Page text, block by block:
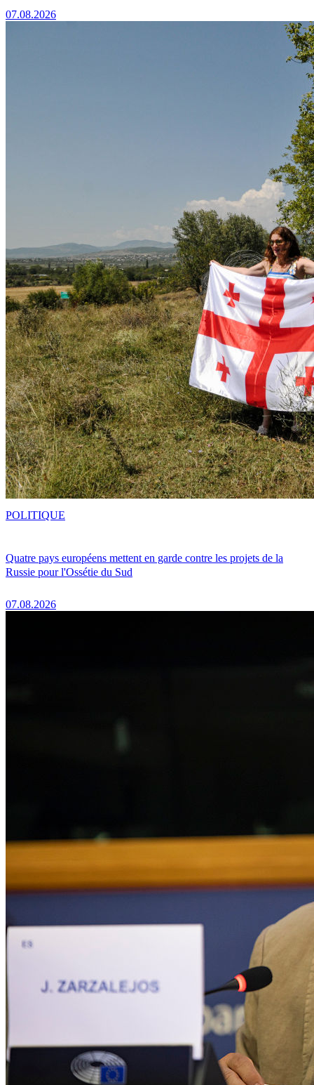
07.08.2026
Quatre pays européens mettent en garde contre les projets de la
Russie pour l'Ossétie du Sud
07.08.2026
POLITIQUE